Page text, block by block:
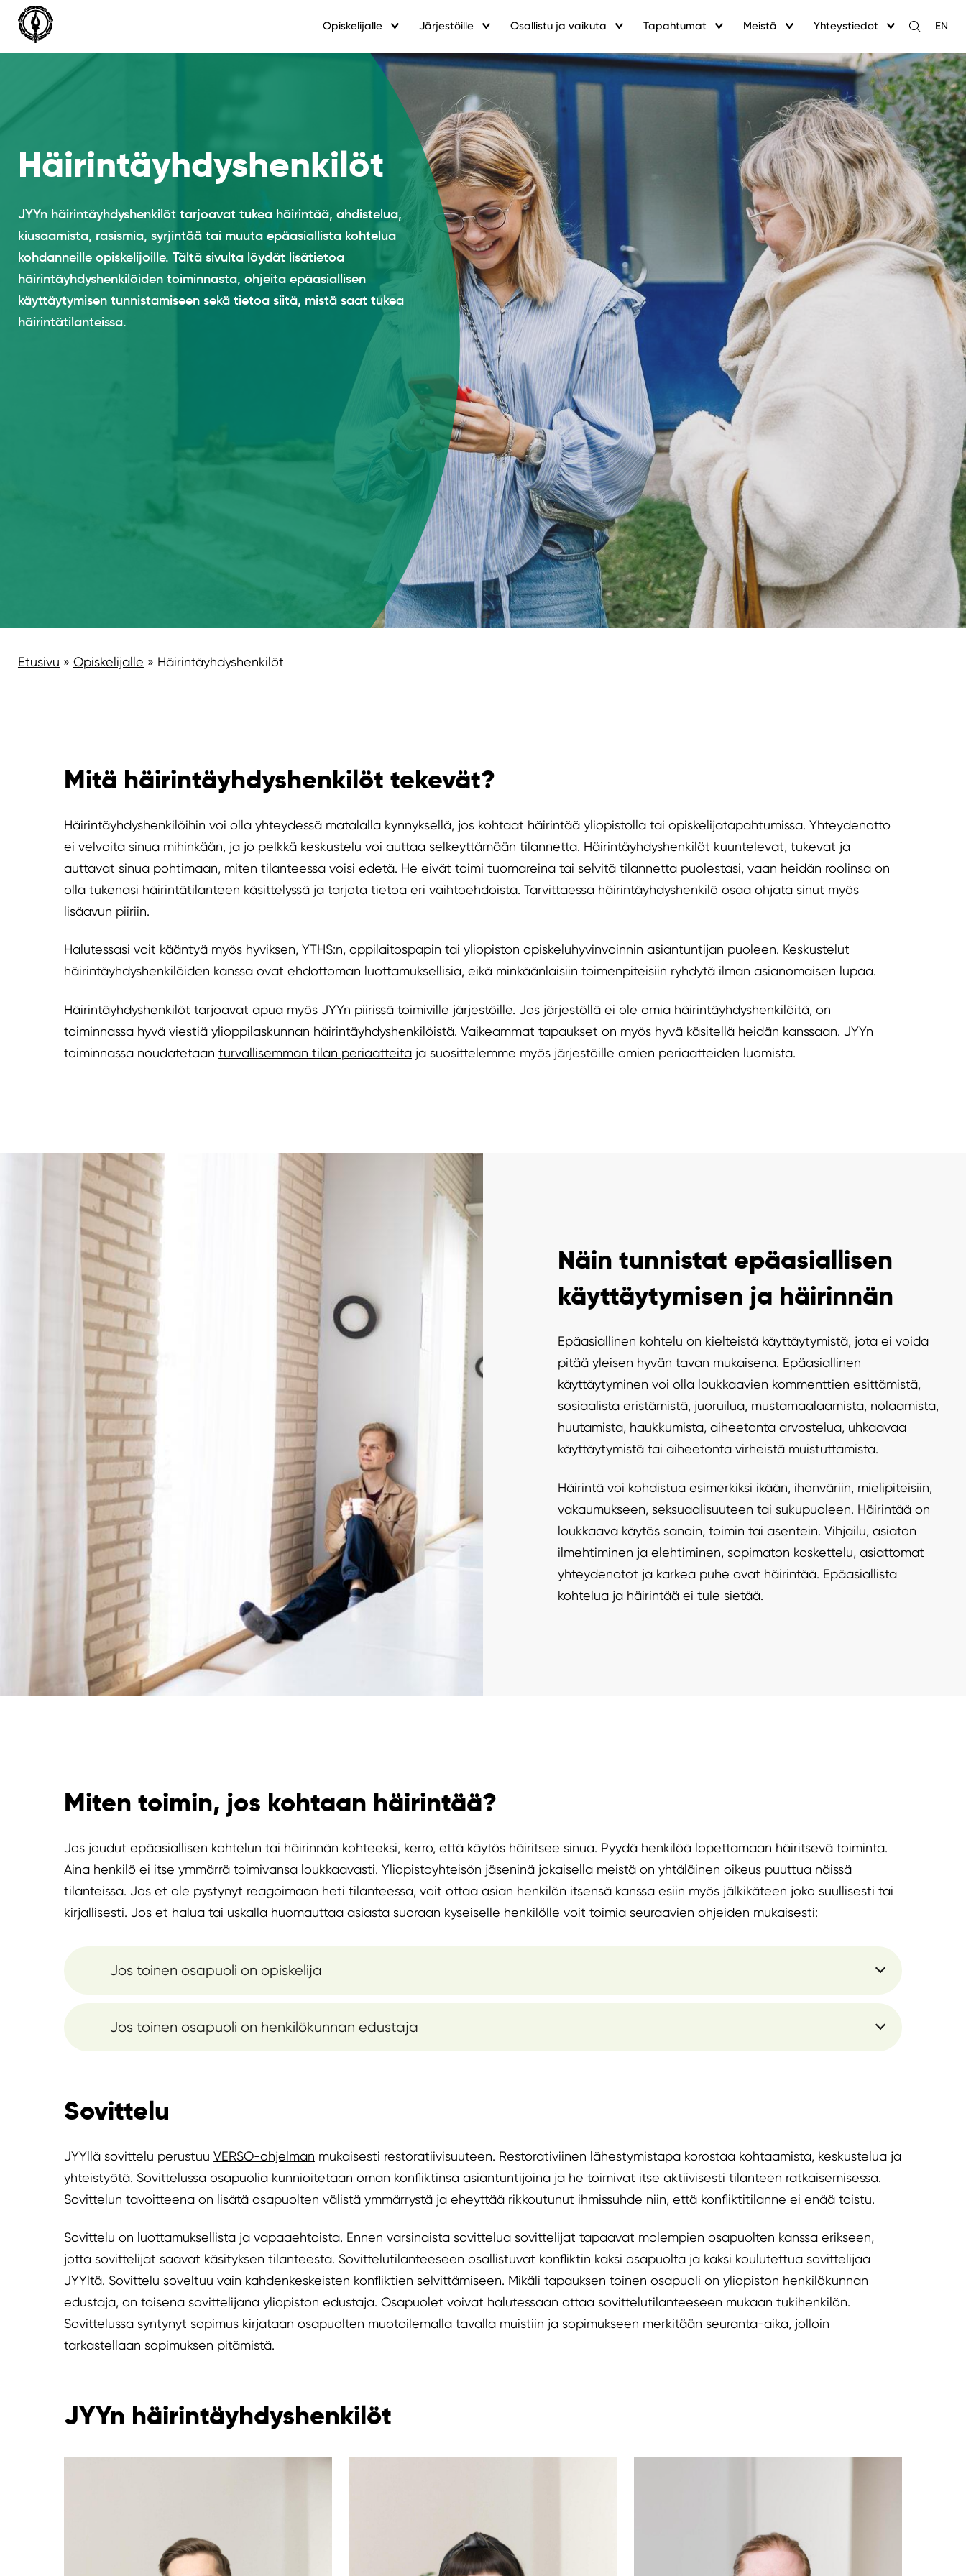
Siirry
sisältöön
Opiskelijalle Järjestöille Osallistu ja vaikuta Tapahtumat Meistä Yhteystiedot
Avaa
haku
EN
Etusivu » Opiskelijalle » Häirintäyhdyshenkilöt
Häirintäyhdyshenkilöt
JYYn häirintäyhdyshenkilöt tarjoavat tukea häirintää, ahdistelua,
kiusaamista, rasismia, syrjintää tai muuta epäasiallista kohtelua
kohdanneille opiskelijoille. Tältä sivulta löydät lisätietoa
häirintäyhdyshenkilöiden toiminnasta, ohjeita epäasiallisen
käyttäytymisen tunnistamiseen sekä tietoa siitä, mistä saat tukea
häirintätilanteissa.
Mitä häirintäyhdyshenkilöt tekevät?
Häirintäyhdyshenkilöihin voi olla yhteydessä matalalla kynnyksellä, jos kohtaat häirintää yliopistolla tai opiskelijatapahtumissa. Yhteydenotto
ei velvoita sinua mihinkään, ja jo pelkkä keskustelu voi auttaa selkeyttämään tilannetta. Häirintäyhdyshenkilöt kuuntelevat, tukevat ja
auttavat sinua pohtimaan, miten tilanteessa voisi edetä. He eivät toimi tuomareina tai selvitä tilannetta puolestasi, vaan heidän roolinsa on
olla tukenasi häirintätilanteen käsittelyssä ja tarjota tietoa eri vaihtoehdoista. Tarvittaessa häirintäyhdyshenkilö osaa ohjata sinut myös
lisäavun piiriin.
Halutessasi voit kääntyä myös hyviksen, YTHS:n, oppilaitospapin tai yliopiston opiskeluhyvinvoinnin asiantuntijan puoleen. Keskustelut
häirintäyhdyshenkilöiden kanssa ovat ehdottoman luottamuksellisia, eikä minkäänlaisiin toimenpiteisiin ryhdytä ilman asianomaisen lupaa.
Häirintäyhdyshenkilöt tarjoavat apua myös JYYn piirissä toimiville järjestöille. Jos järjestöllä ei ole omia häirintäyhdyshenkilöitä, on
toiminnassa hyvä viestiä ylioppilaskunnan häirintäyhdyshenkilöistä. Vaikeammat tapaukset on myös hyvä käsitellä heidän kanssaan. JYYn
toiminnassa noudatetaan turvallisemman tilan periaatteita ja suosittelemme myös järjestöille omien periaatteiden luomista.
Näin tunnistat epäasiallisen
käyttäytymisen ja häirinnän
Epäasiallinen kohtelu on kielteistä käyttäytymistä, jota ei voida
pitää yleisen hyvän tavan mukaisena. Epäasiallinen
käyttäytyminen voi olla loukkaavien kommenttien esittämistä,
sosiaalista eristämistä, juoruilua, mustamaalaamista, nolaamista,
huutamista, haukkumista, aiheetonta arvostelua, uhkaavaa
käyttäytymistä tai aiheetonta virheistä muistuttamista.
Häirintä voi kohdistua esimerkiksi ikään, ihonväriin, mielipiteisiin,
vakaumukseen, seksuaalisuuteen tai sukupuoleen. Häirintää on
loukkaava käytös sanoin, toimin tai asentein. Vihjailu, asiaton
ilmehtiminen ja elehtiminen, sopimaton koskettelu, asiattomat
yhteydenotot ja karkea puhe ovat häirintää. Epäasiallista
kohtelua ja häirintää ei tule sietää.
Miten toimin, jos kohtaan häirintää?
Jos joudut epäasiallisen kohtelun tai häirinnän kohteeksi, kerro, että käytös häiritsee sinua. Pyydä henkilöä lopettamaan häiritsevä toiminta.
Aina henkilö ei itse ymmärrä toimivansa loukkaavasti. Yliopistoyhteisön jäseninä jokaisella meistä on yhtäläinen oikeus puuttua näissä
tilanteissa. Jos et ole pystynyt reagoimaan heti tilanteessa, voit ottaa asian henkilön itsensä kanssa esiin myös jälkikäteen joko suullisesti tai
kirjallisesti. Jos et halua tai uskalla huomauttaa asiasta suoraan kyseiselle henkilölle voit toimia seuraavien ohjeiden mukaisesti:
Jos toinen osapuoli on opiskelija
Jos toinen osapuoli on henkilökunnan edustaja
Sovittelu
JYYllä sovittelu perustuu VERSO-ohjelman mukaisesti restoratiivisuuteen. Restorativiinen lähestymistapa korostaa kohtaamista, keskustelua ja
yhteistyötä. Sovittelussa osapuolia kunnioitetaan oman konfliktinsa asiantuntijoina ja he toimivat itse aktiivisesti tilanteen ratkaisemisessa.
Sovittelun tavoitteena on lisätä osapuolten välistä ymmärrystä ja eheyttää rikkoutunut ihmissuhde niin, että konfliktitilanne ei enää toistu.
Sovittelu on luottamuksellista ja vapaaehtoista. Ennen varsinaista sovittelua sovittelijat tapaavat molempien osapuolten kanssa erikseen,
jotta sovittelijat saavat käsityksen tilanteesta. Sovittelutilanteeseen osallistuvat konfliktin kaksi osapuolta ja kaksi koulutettua sovittelijaa
JYYltä. Sovittelu soveltuu vain kahdenkeskeisten konfliktien selvittämiseen. Mikäli tapauksen toinen osapuoli on yliopiston henkilökunnan
edustaja, on toisena sovittelijana yliopiston edustaja. Osapuolet voivat halutessaan ottaa sovittelutilanteeseen mukaan tukihenkilön.
Sovittelussa syntynyt sopimus kirjataan osapuolten muotoilemalla tavalla muistiin ja sopimukseen merkitään seuranta-aika, jolloin
tarkastellaan sopimuksen pitämistä.
JYYn häirintäyhdyshenkilöt